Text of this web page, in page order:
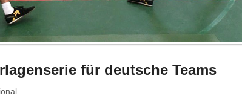
für deutsche Teams